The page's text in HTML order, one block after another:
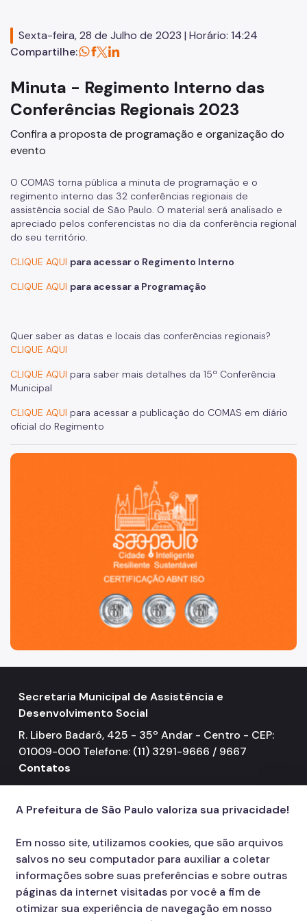
2014
2016
2012
2009
LEGISLAÇÃO
Atas
Resoluções
2019
2017
2013
2011
2022
2021
Sexta-feira, 28 de Julho de 2023 | Horário: 14:24
Compartilhe:
Minuta - Regimento Interno das
Conferências Regionais 2023
Confira a proposta de programação e organização do
evento
O COMAS torna pública a minuta de programação e o
regimento interno das 32 conferências regionais de
assistência social de São Paulo. O material será analisado e
apreciado pelos conferencistas no dia da conferência regional
do seu território.
CLIQUE AQUI para acessar o Regimento Interno
CLIQUE AQUI para acessar a Programação
Quer saber as datas e locais das conferências regionais?
CLIQUE AQUI
CLIQUE AQUI para saber mais detalhes da 15ª Conferência
Municipal
CLIQUE AQUI para acessar a publicação do COMAS em diário
oficial do Regimento
São Paulo, cidade inteligente, resiliente e sustentável
Secretaria Municipal de Assistência e
Desenvolvimento Social
R. Libero Badaró, 425 - 35º Andar - Centro - CEP:
01009-000 Telefone: (11) 3291-9666 / 9667
Contatos
156
A Prefeitura de São Paulo valoriza sua privacidade!
Em nosso site, utilizamos cookies, que são arquivos
salvos no seu computador para auxiliar a coletar
informações sobre suas preferências e sobre outras
páginas da internet visitadas por você a fim de
otimizar sua experiência de navegação em nosso